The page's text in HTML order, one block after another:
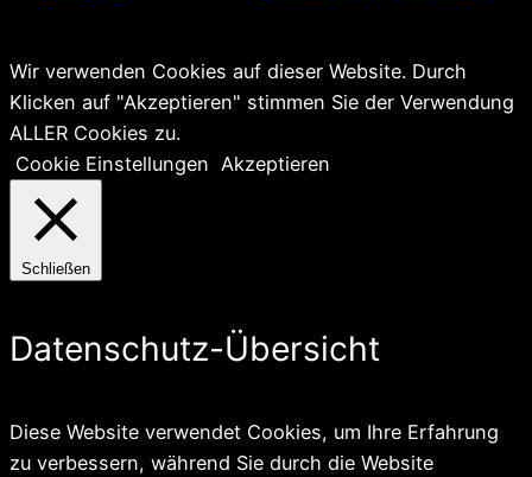
Wir verwenden Cookies auf dieser Website. Durch
Klicken auf "Akzeptieren" stimmen Sie der Verwendung
ALLER Cookies zu.
Cookie Einstellungen Akzeptieren
Schließen
Datenschutz-Übersicht
Diese Website verwendet Cookies, um Ihre Erfahrung
zu verbessern, während Sie durch die Website